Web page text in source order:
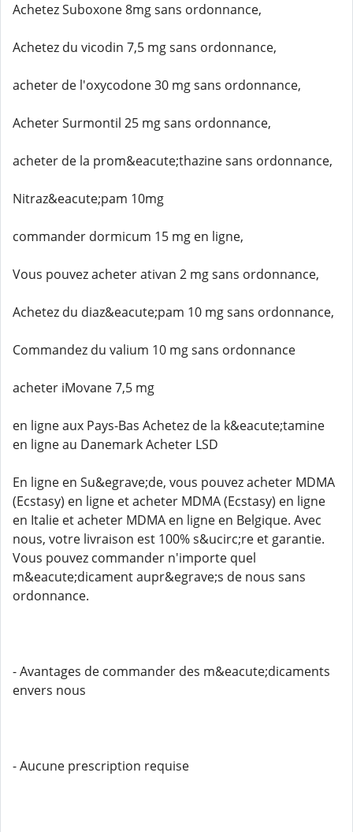
Achetez Suboxone 8mg sans ordonnance,
Achetez du vicodin 7,5 mg sans ordonnance,
acheter de l'oxycodone 30 mg sans ordonnance,
Acheter Surmontil 25 mg sans ordonnance,
acheter de la prom&eacute;thazine sans ordonnance,
Nitraz&eacute;pam 10mg
commander dormicum 15 mg en ligne,
Vous pouvez acheter ativan 2 mg sans ordonnance,
Achetez du diaz&eacute;pam 10 mg sans ordonnance,
Commandez du valium 10 mg sans ordonnance
acheter iMovane 7,5 mg
en ligne aux Pays-Bas Achetez de la k&eacute;tamine
en ligne au Danemark Acheter LSD
En ligne en Su&egrave;de, vous pouvez acheter MDMA
(Ecstasy) en ligne et acheter MDMA (Ecstasy) en ligne
en Italie et acheter MDMA en ligne en Belgique. Avec
nous, votre livraison est 100% s&ucirc;re et garantie.
Vous pouvez commander n'importe quel
m&eacute;dicament aupr&egrave;s de nous sans
ordonnance.
- Avantages de commander des m&eacute;dicaments
envers nous
- Aucune prescription requise